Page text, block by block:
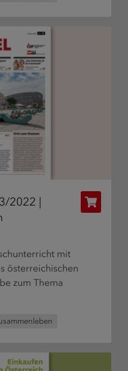
2022 |
mit
österreichischen
zum Thema